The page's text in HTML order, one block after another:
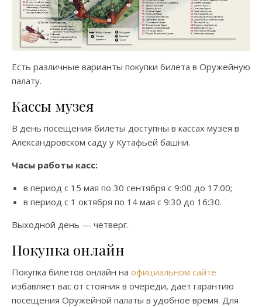
Есть различные варианты покупки билета в Оружейную
палату.
Кассы музея
В день посещения билеты доступны в кассах музея в
Александровском саду у Кутафьей башни.
Часы работы касс:
в период c 15 мая по 30 сентября с 9:00 до 17:00;
в период с 1 октября по 14 мая с 9:30 до 16:30.
Выходной день — четверг.
Покупка онлайн
Покупка билетов онлайн на официальном сайте
избавляет вас от стояния в очереди, дает гарантию
посещения Оружейной палаты в удобное время. Для